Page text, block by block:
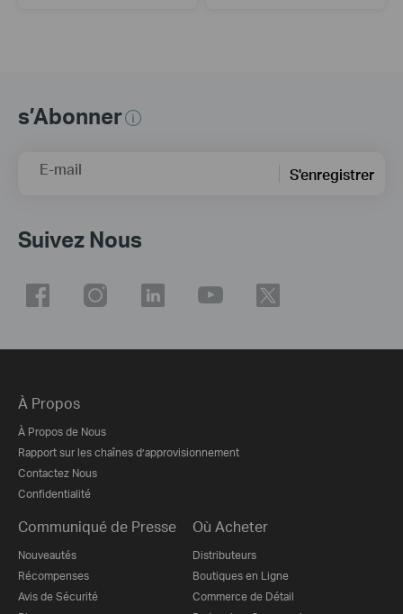
s’Abonner
E-mail S'enregistrer
Suivez Nous
À Propos
À Propos de Nous
Rapport sur les chaînes d’approvisionnement
Contactez Nous
Confidentialité
Communiqué de Presse
Nouveautés
Récompenses
Avis de Sécurité
Où Acheter
Distributeurs
Boutiques en Ligne
Commerce de Détail